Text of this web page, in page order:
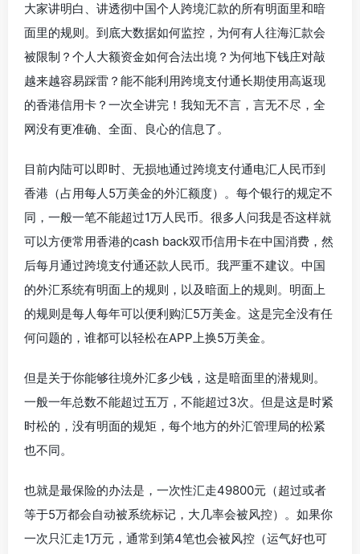
大家讲明白、讲透彻中国个人跨境汇款的所有明面里和暗
面里的规则。到底大数据如何监控，为何有人往海汇款会
被限制？个人大额资金如何合法出境？为何地下钱庄对敲
越来越容易踩雷？能不能利用跨境支付通长期使用高返现
的香港信用卡？一次全讲完！我知无不言，言无不尽，全
网没有更准确、全面、良心的信息了。
目前内陆可以即时、无损地通过跨境支付通电汇人民币到
香港（占用每人5万美金的外汇额度）。每个银行的规定不
同，一般一笔不能超过1万人民币。很多人问我是否这样就
可以方便常用香港的cash back双币信用卡在中国消费，然
后每月通过跨境支付通还款人民币。我严重不建议。中国
的外汇系统有明面上的规则，以及暗面上的规则。明面上
的规则是每人每年可以便利购汇5万美金。这是完全没有任
何问题的，谁都可以轻松在APP上换5万美金。
但是关于你能够往境外汇多少钱，这是暗面里的潜规则。
一般一年总数不能超过五万，不能超过3次。但是这是时紧
时松的，没有明面的规矩，每个地方的外汇管理局的松紧
也不同。
也就是最保险的办法是，一次性汇走49800元（超过或者
等于5万都会自动被系统标记，大几率会被风控）。如果你
一次只汇走1万元，通常到第4笔也会被风控（运气好也可